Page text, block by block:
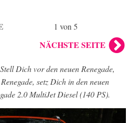
1 von 5
NÄCHSTE SEITE
Dich vor den neuen Renegade,
setz Dich in den neuen
2.0 MultiJet Diesel (140 PS).